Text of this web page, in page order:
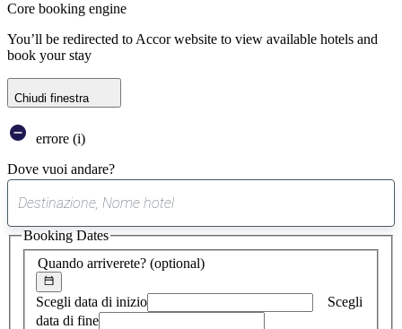
Core booking engine
You’ll be redirected to Accor website to view available hotels and
book your stay
Chiudi finestra
errore (i)
Dove vuoi andare?
suggerimento
trovato
Quando arriverete? (optional)
Scegli data di inizio
Scegli
data di fine
Booking Dates